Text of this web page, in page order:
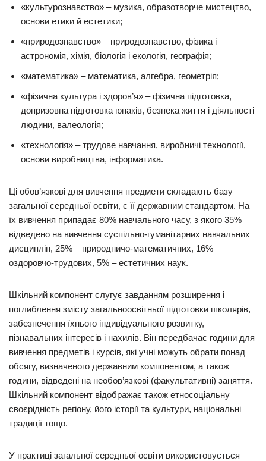
«культурознавство» – музика, образотворче мистецтво,
основи етики й естетики;
«природознавство» – природознавство, фізика і
астрономія, хімія, біологія і екологія, географія;
«математика» – математика, алгебра, геометрія;
«фізична культура і здоров’я» – фізична підготовка,
допризовна підготовка юнаків, безпека життя і діяльності
людини, валеологія;
«технологія» – трудове навчання, виробничі технології,
основи виробництва, інформатика.
Ці обов’язкові для вивчення предмети складають базу
загальної середньої освіти, є її державним стандартом. На
їх вивчення припадає 80% навчального часу, з якого 35%
відведено на вивчення суспільно-гуманітарних навчальних
дисциплін, 25% – природничо-математичних, 16% –
оздоровчо-трудових, 5% – естетичних наук.
Шкільний компонент слугує завданням розширення і
поглиблення змісту загальноосвітньої підготовки школярів,
забезпечення їхнього індивідуального розвитку,
пізнавальних інтересів і нахилів. Він передбачає години для
вивчення предметів і курсів, які учні можуть обрати понад
обсягу, визначеного державним компонентом, а також
години, відведені на необов’язкові (факультативні) заняття.
Шкільний компонент відображає також етносоціальну
своєрідність регіону, його історії та культури, національні
традиції тощо.
У практиці загальної середньої освіти використовується